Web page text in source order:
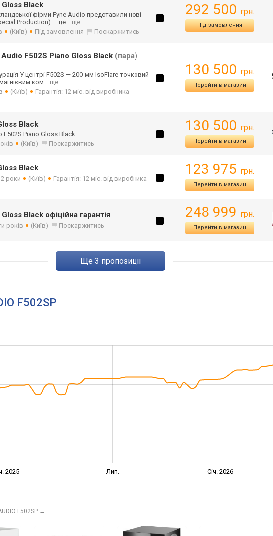
Black
фірми Fyne Audio представили нові
Production) — це... ще
(Київ) Під замовлення Поскаржитись
292 500 грн.
Під замовлення
F502S Piano Gloss Black (пара)
У центрі F502S — 200-мм IsoFlare точковий
ком... ще
(Київ)
Гарантія: 12 міс. від виробника
130 500 грн.
Перейти в магазин
Black
F502S Piano Gloss Black
(Київ) Поскаржитись
130 500 грн.
Перейти в магазин
Black
роки (Київ)
Гарантія: 12 міс. від виробника
123 975 грн.
Перейти в магазин
Black офіційна гарантія
років (Київ) Поскаржитись
248 999 грн.
Перейти в магазин
ще 3 пропозиції
F502SP
2025 Лип. Січ. 2026
F502SP →